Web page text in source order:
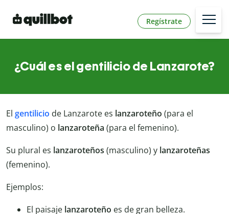
Regístrate
¿Cuál es el gentilicio de Lanzarote?
El gentilicio de Lanzarote es lanzaroteño (para el
masculino) o lanzaroteña (para el femenino).
Su plural es lanzaroteños (masculino) y lanzaroteñas
(femenino).
Ejemplos:
El paisaje lanzaroteño es de gran belleza.